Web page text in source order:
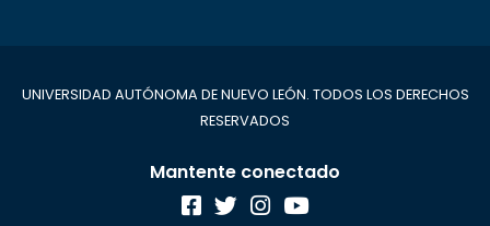
UNIVERSIDAD AUTÓNOMA DE NUEVO LEÓN. TODOS LOS DERECHOS
RESERVADOS
Mantente conectado